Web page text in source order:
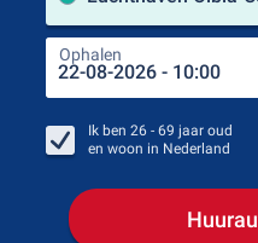
Ophalen
Ik ben 26 - 69 jaar oud
en woon in Nederland